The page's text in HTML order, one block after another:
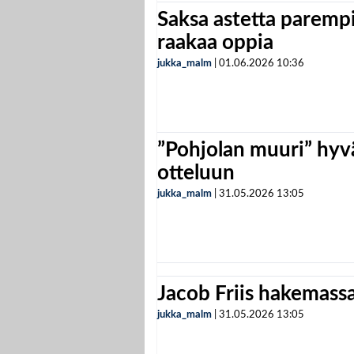
Saksa astetta
raakaa oppia
jukka_malm 01.06.2026 10:36
”Pohjolan muuri”
otteluun
jukka_malm 31.05.2026 13:05
Jacob Friis
jukka_malm 31.05.2026 13:05